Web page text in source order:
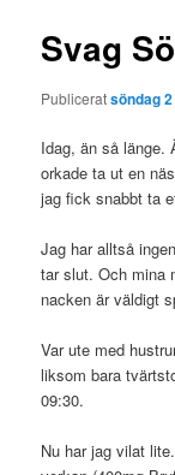
Svag
Publiceratsöndag
Idag, än så länge.
orkade ta ut en
jag fick snabbt ta
Jag har alltså
tar slut. Och mina
nacken är väldigt
Var ute med
liksom bara
09:30.
Nu har jag vilat